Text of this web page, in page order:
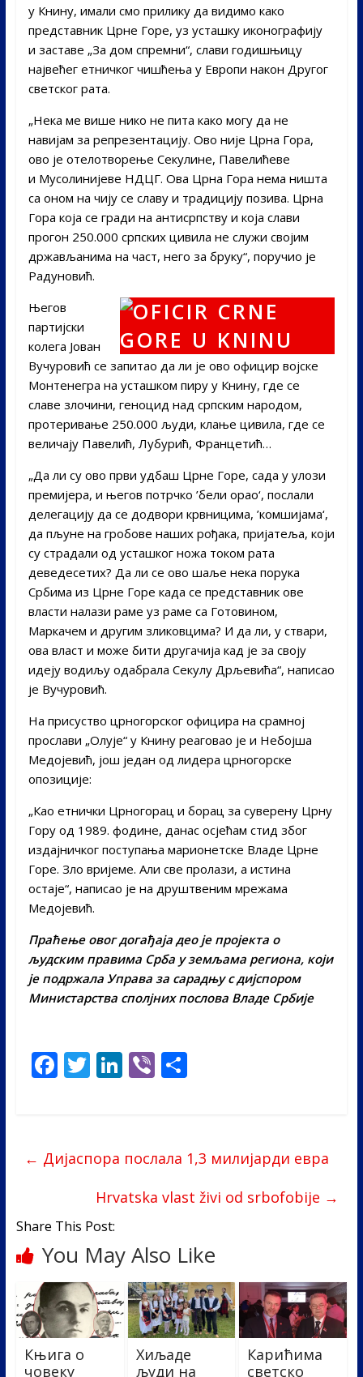
у Книну, имали смо прилику да видимо како
представник Црне Горе, уз усташку иконографију
и заставе „За дом спремни“, слави годишњицу
највећег етничког чишћења у Европи након Другог
светског рата.
„Нека ме више нико не пита како могу да не
навијам за репрезентацију. Ово није Црна Гора,
ово је отелотворење Секулине, Павелићеве
и Мусолинијеве НДЦГ. Ова Црна Гора нема ништа
са оном на чију се славу и традицију позива. Црна
Гора која се гради на антисрпству и која слави
прогон 250.000 српских цивила не служи својим
држављанима на част, него за бруку“, поручио је
Радуновић.
Његов
партијски
колега Јован
Вучуровић се запитао да ли је ово официр војске
Монтенегра на усташком пиру у Книну, где се
славе злочини, геноцид над српским народом,
протеривање 250.000 људи, клање цивила, где се
величају Павелић, Лубурић, Францетић…
​„Да ли су ово први удбаш Црне Горе, сада у улози
премијера, и његов потрчко ’бели орао‘, послали
делегацију да се додвори крвницима, ’комшијама‘,
да пљуне на гробове наших рођака, пријатеља, који
су страдали од усташког ножа током рата
деведесетих? Да ли се ово шаље нека порука
Србима из Црне Горе када се представник ове
власти налази раме уз раме са Готовином,
Маркачем и другим зликовцима? И да ли, у ствари,
ова власт и може бити другачија кад је за своју
идеју водиљу одабрала Секулу Дрљевића“, написао
је Вучуровић.
На присуство црногорског официра на срамној
прослави „Олује“ у Книну реаговао је и Небојша
Медојевић, још један од лидера црногорске
опозиције:
„Као етнички Црногорац и борац за суверену Црну
Гору од 1989. фодине, данас осјећам стид због
издајничког поступања марионетске Владе Црне
Горе. Зло вријеме. Али све пролази, а истина
остаје“, написао је на друштвеним мрежама
Медојевић.
Праћење овог догађаја део је пројекта о
људским правима Срба у земљама региона, који
је подржала Управа за сарадњу с дијспором
Министарства сполјних послова Владе Србије
F
ac
o
k
T
w
Li
n
dI
n
Vi
b
S
← Дијаспора послала 1,3 милијарди евра
Hrvatska vlast živi od srbofobije →
Share This Post:
You May Also Like
Књига о
човеку
Хиљаде
људи на
Карићима
светско